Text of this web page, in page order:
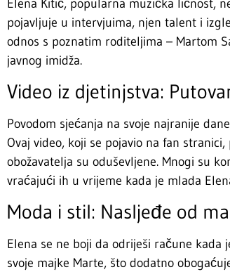
Elena Kitić, popularna muzička ličnost,
pojavljuje u intervjuima, njen talent i
odnos s poznatim roditeljima – Martom
javnog imidža.
Video iz djetinjstva:
Povodom sjećanja na svoje najranije
Ovaj video, koji se pojavio na fan
obožavatelja su oduševljene. Mnogi su
vraćajući ih u vrijeme kada je mlada
Moda i stil: Nasljeđe od
Elena se ne boji da odriješi račune kada
svoje majke Marte, što dodatno